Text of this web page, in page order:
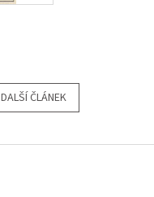
DALŠÍ ČLÁNEK